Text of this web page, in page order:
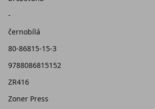
-
černobílá
80-86815-15-3
9788086815152
ZR416
Zoner Press